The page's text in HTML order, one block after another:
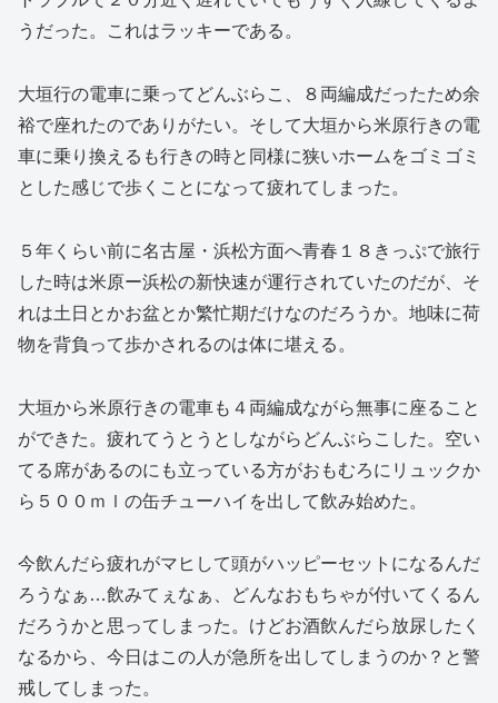
うだった。これはラッキーである。
大垣行の電車に乗ってどんぶらこ、８両編成だったため余
裕で座れたのでありがたい。そして大垣から米原行きの電
車に乗り換えるも行きの時と同様に狭いホームをゴミゴミ
とした感じで歩くことになって疲れてしまった。
５年くらい前に名古屋・浜松方面へ青春１８きっぷで旅行
した時は米原ー浜松の新快速が運行されていたのだが、そ
れは土日とかお盆とか繁忙期だけなのだろうか。地味に荷
物を背負って歩かされるのは体に堪える。
大垣から米原行きの電車も４両編成ながら無事に座ること
ができた。疲れてうとうとしながらどんぶらこした。空い
てる席があるのにも立っている方がおもむろにリュックか
ら５００ｍｌの缶チューハイを出して飲み始めた。
今飲んだら疲れがマヒして頭がハッピーセットになるんだ
ろうなぁ…飲みてぇなぁ、どんなおもちゃが付いてくるん
だろうかと思ってしまった。けどお酒飲んだら放尿したく
なるから、今日はこの人が急所を出してしまうのか？と警
戒してしまった。